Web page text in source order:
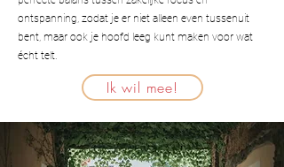
ontspanning, zodat je er niet alleen even tussenuit
bent, maar ook je hoofd leeg kunt maken voor wat
écht telt.
Ik wil mee!